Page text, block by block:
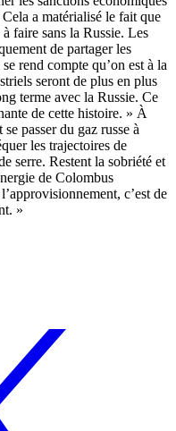
a matérialisé le fait que
faire sans la Russie. Les
de partager les
rend compte qu’on est à la
seront de plus en plus
terme avec la Russie. Ce
de cette histoire. » À
passer du gaz russe à
les trajectoires de
serre. Restent la sobriété et
de Colombus
c’est de
»